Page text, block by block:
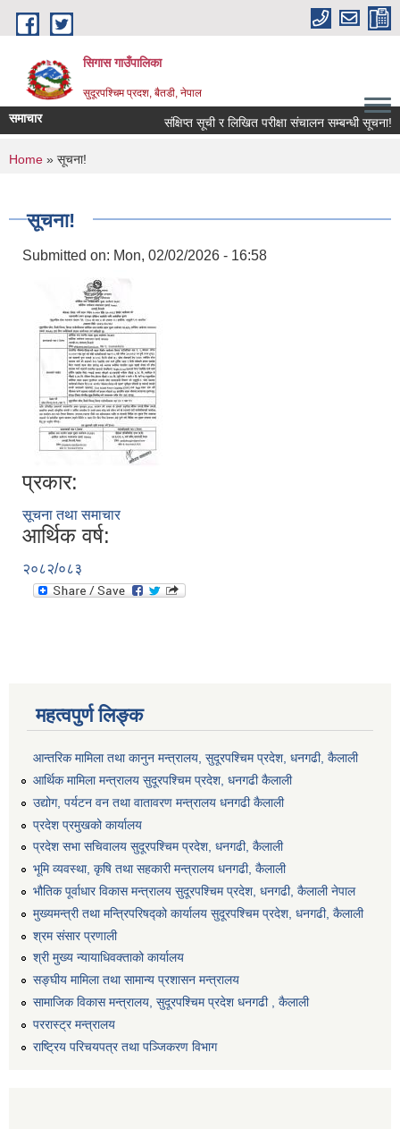
Skip to main content
सिगास गाउँपालिका
सुदूरपश्चिम प्रदश, बैतडी, नेपाल
समाचार संक्षिप्त सूची र लिखित परीक्षा संचालन सम्बन्धी सूचना!
You are here
Home » सूचना!
सूचना!
Submitted on: Mon, 02/02/2026 - 16:58
प्रकार:
सूचना तथा समाचार
आर्थिक वर्ष:
२०८२/०८३
महत्वपुर्ण लिङ्क
आन्तरिक मामिला तथा कानुन मन्त्रालय, सुदूरपश्चिम प्रदेश, धनगढी, कैलाली
आर्थिक मामिला मन्त्रालय सुदूरपश्चिम प्रदेश, धनगढी कैलाली
उद्योग, पर्यटन वन तथा वातावरण मन्त्रालय धनगढी कैलाली
प्रदेश प्रमुखको कार्यालय
प्रदेश सभा सचिवालय सुदूरपश्‍चिम प्रदेश, धनगढी, कैलाली
भूमि व्यवस्था, कृषि तथा सहकारी मन्त्रालय धनगढी, कैलाली
भौतिक पूर्वाधार विकास मन्त्रालय सुदूरपश्चिम प्रदेश, धनगढी, कैलाली नेपाल
मुख्यमन्त्री तथा मन्त्रिपरिषद्को कार्यालय सुदूरपश्चिम प्रदेश, धनगढी, कैलाली
श्रम संसार प्रणाली
श्री मुख्य न्यायाधिवक्ताको कार्यालय
सङ्‍घीय मामिला तथा सामान्य प्रशासन मन्त्रालय
सामाजिक विकास मन्त्रालय, सुदूरपश्चिम प्रदेश धनगढी , कैलाली
पररास्ट्र मन्त्रालय
राष्ट्रिय परिचयपत्र तथा पञ्जिकरण विभाग